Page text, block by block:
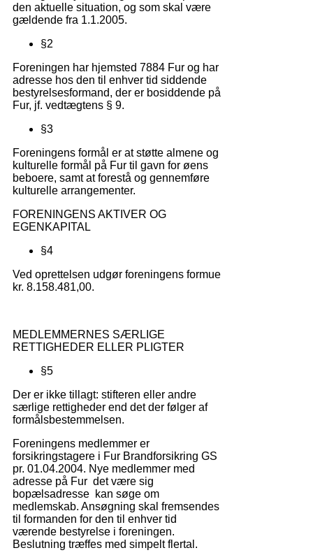
den aktuelle situation, og som skal være
gældende fra 1.1.2005.
§2
Foreningen har hjemsted 7884 Fur og har
adresse hos den til enhver tid siddende
bestyrelsesformand, der er bosiddende på
Fur, jf. vedtægtens § 9.
§3
Foreningens formål er at støtte almene og
kulturelle formål på Fur til gavn for øens
beboere, samt at forestå og gennemføre
kulturelle arrangementer.
FORENINGENS AKTIVER OG
EGENKAPITAL
§4
Ved oprettelsen udgør foreningens formue
kr. 8.158.481,00.
MEDLEMMERNES SÆRLIGE
RETTIGHEDER ELLER PLIGTER
§5
Der er ikke tillagt: stifteren eller andre
særlige rettigheder end det der følger af
formålsbestemmelsen.
Foreningens medlemmer er
forsikringstagere i Fur Brandforsikring GS
pr. 01.04.2004. Nye medlemmer med
adresse på Fur det være sig
bopælsadresse kan søge om
medlemskab. Ansøgning skal fremsendes
til formanden for den til enhver tid
værende bestyrelse i foreningen.
Beslutning træffes med simpelt flertal.